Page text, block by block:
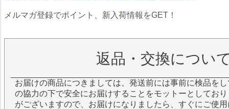
メルマガ登録でポイント、新入荷情報をGET！
返品・交換につい
お届けの商品につきましては、発送前には事前に検品を
の協力の下で安全にお届けすることをモットーとしてお
がございますので、お届けになりましたら、すぐにご使